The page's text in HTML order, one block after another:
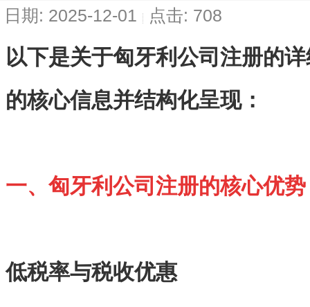
日期: 2025-12-01 点击: 708
以下是关于匈牙利公司注册的
的核心信息并结构化呈现：
一、匈牙利公司注册的核心优势
低税率与税收优惠